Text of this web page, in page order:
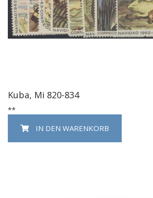
Kuba, Mi 820-834
**
IN DEN WARENKORB